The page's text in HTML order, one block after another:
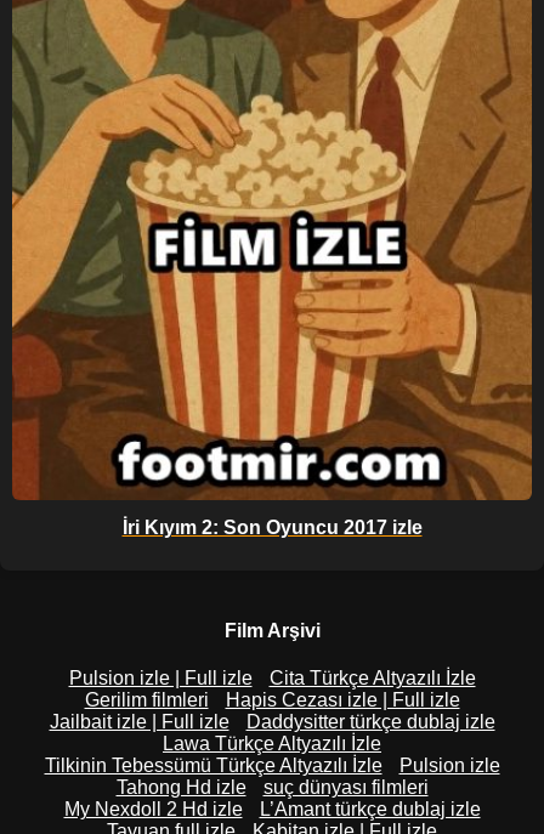
İri Kıyım 2: Son Oyuncu 2017 izle
Film Arşivi
Pulsion izle | Full izle
Cita Türkçe Altyazılı İzle
Gerilim filmleri
Hapis Cezası izle | Full izle
Jailbait izle | Full izle
Daddysitter türkçe dublaj izle
Lawa Türkçe Altyazılı İzle
Tilkinin Tebessümü Türkçe Altyazılı İzle
Pulsion izle
Tahong Hd izle
suç dünyası filmleri
My Nexdoll 2 Hd izle
L’Amant türkçe dublaj izle